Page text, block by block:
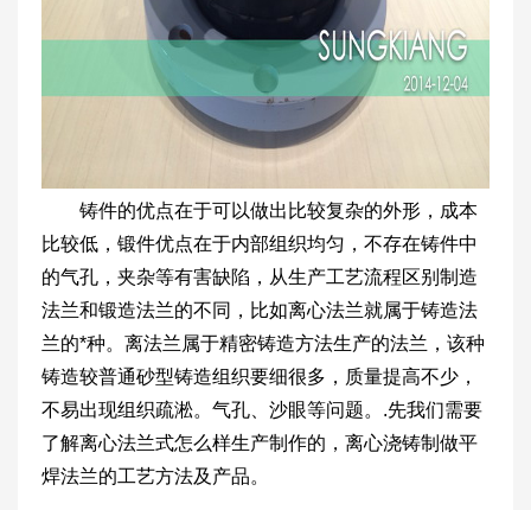
铸件的优点在于可以做出比较复杂的外形，成本
比较低，锻件优点在于内部组织均匀，不存在铸件中
的气孔，夹杂等有害缺陷，从生产工艺流程区别制造
法兰和锻造法兰的不同，比如离心法兰就属于铸造法
兰的*种。离法兰属于精密铸造方法生产的法兰，该种
铸造较普通砂型铸造组织要细很多，质量提高不少，
不易出现组织疏淞。气孔、沙眼等问题。.先我们需要
了解离心法兰式怎么样生产制作的，离心浇铸制做平
焊法兰的工艺方法及产品。